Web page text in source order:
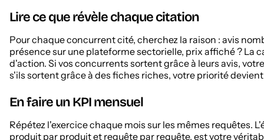
Lire ce que révèle chaque citation
Pour chaque concurrent cité, cherchez la raison : avis
présence sur une plateforme sectorielle, prix affiché ? La
d'action. Si vos concurrents sortent grâce à leurs avis,
s'ils sortent grâce à des fiches riches, votre priorité
En faire un KPI mensuel
Répétez l'exercice chaque mois sur les mêmes requêtes.
produit par produit et requête par requête, est votre